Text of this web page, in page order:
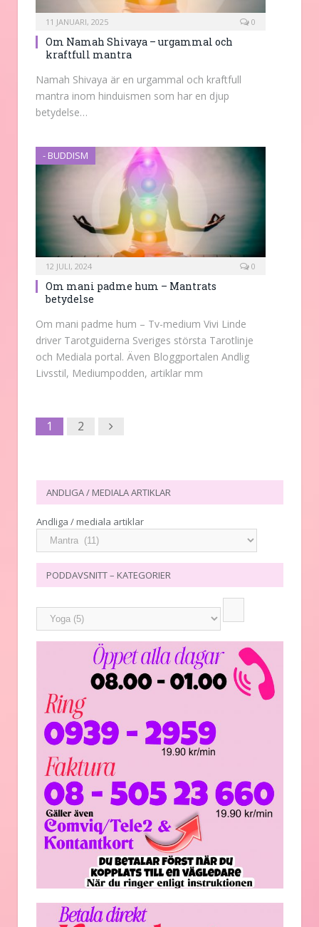
11 JANUARI, 2025 0
Om Namah Shivaya – urgammal och
kraftfull mantra
Namah Shivaya är en urgammal och kraftfull
mantra inom hinduismen som har en djup
betydelse…
- BUDDISM
12 JULI, 2024 0
Om mani padme hum – Mantrats
betydelse
Om mani padme hum – Tv-medium Vivi Linde
driver Tarotguiderna Sveriges största Tarotlinje
och Mediala portal. Även Bloggportalen Andlig
Livsstil, Mediumpodden, artiklar mm
1 2 Next
ANDLIGA / MEDIALA ARTIKLAR
Andliga / mediala artiklar
PODDAVSNITT – KATEGORIER